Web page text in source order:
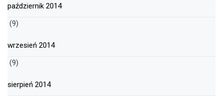
październik 2014
(9)
wrzesień 2014
(9)
sierpień 2014